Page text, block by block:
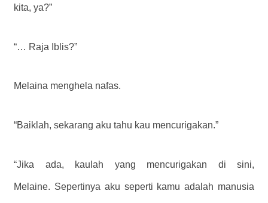
kita, ya?”
“… Raja Iblis?”
Melaina menghela nafas.
“Baiklah, sekarang aku tahu kau mencurigakan.”
“Jika ada, kaulah yang mencurigakan di sini,
Melaine. Sepertinya aku seperti kamu adalah manusia